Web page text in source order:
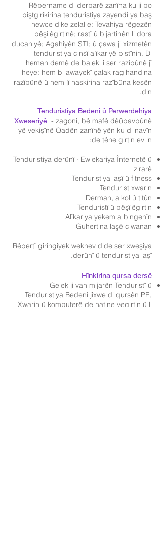
Rêbername di derbarê zanîna ku ji bo
piştgirîkirina tenduristiya zayendî ya baş
hewce dike zelal e: Tevahiya rêgezên
pêşîlêgirtinê; rastî û bijartinên li dora
ducaniyê; Agahiyên STI; û çawa ji xizmetên
tenduristiya cinsî alîkariyê bistînin. Di
heman demê de balek li ser razîbûnê jî
heye: hem bi awayekî çalak ragihandina
razîbûnê û hem jî naskirina razîbûna kesên
din.
Tenduristiya Bedenî û Perwerdehiya
Xweseriyê - zagonî, bê mafê dêûbavbûnê
yê vekişînê Qadên zanînê yên ku di navîn
de têne girtin ev in:
Tenduristiya derûnî · Ewlekariya Înternetê û
zirarê
Tenduristiya laşî û fitness
Tendurist xwarin
Derman, alkol û titûn
Tenduristî û pêşîlêgirtin
Alîkariya yekem a bingehîn
Guhertina laşê ciwanan
Rêbertî girîngiyek wekhev dide ser xweşiya
derûnî û tenduristiya laşî.
Hînkirina qursa dersê
Gelek ji van mijarên Tenduristî û
Tenduristiya Bedenî jixwe di qursên PE,
Xwarin û komputerê de hatine vegirtin û li